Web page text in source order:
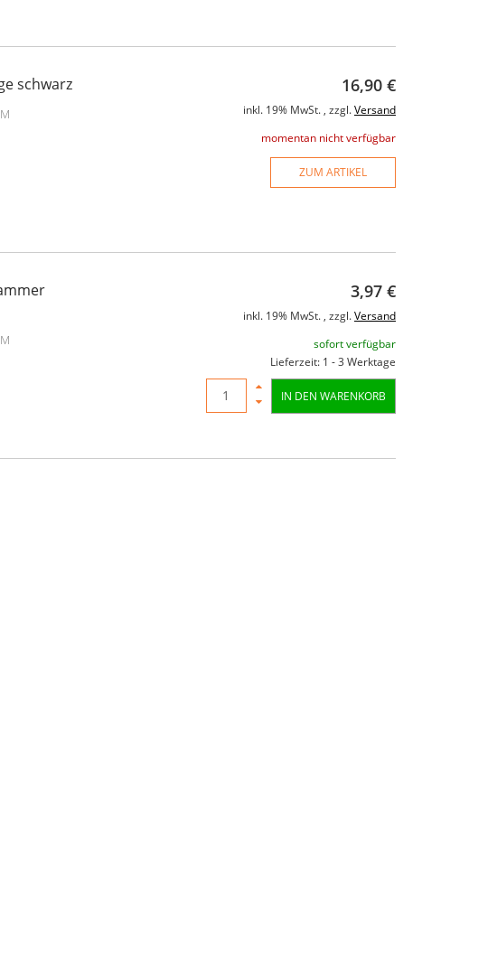
schwarz 16,90 €
inkl. 19% MwSt. , zzgl. Versand
momentan nicht verfügbar
ZUM ARTIKEL
3,97 €
inkl. 19% MwSt. , zzgl. Versand
sofort verfügbar
Lieferzeit: 1 - 3 Werktage
IN DEN WARENKORB